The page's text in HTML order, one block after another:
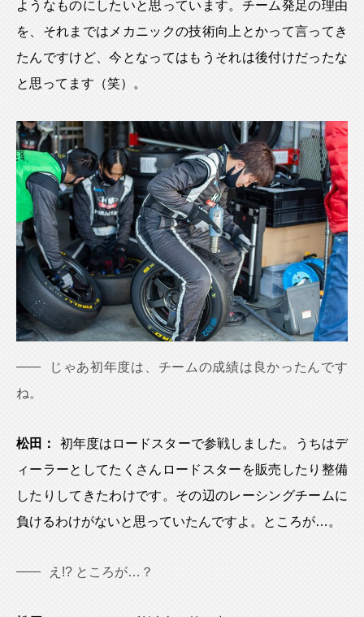
ようなものにしたいと思っています。チーム発足の理由
を、それまではメカニックの技術向上とかって言ってき
たんですけど、今となってはもうそれは後付けだったな
と思ってます（笑）。
じゃあ初年度は、チームの成績は良かったんです
ね。
松田：
初年度はロードスターで参戦しました。うちはデ
ィーラーとしてたくさんロードスターを販売したり整備
したりしてきたわけです。その辺のレーシングチームに
負けるわけがないと思っていたんですよ。ところが…。
え!? ところが…？